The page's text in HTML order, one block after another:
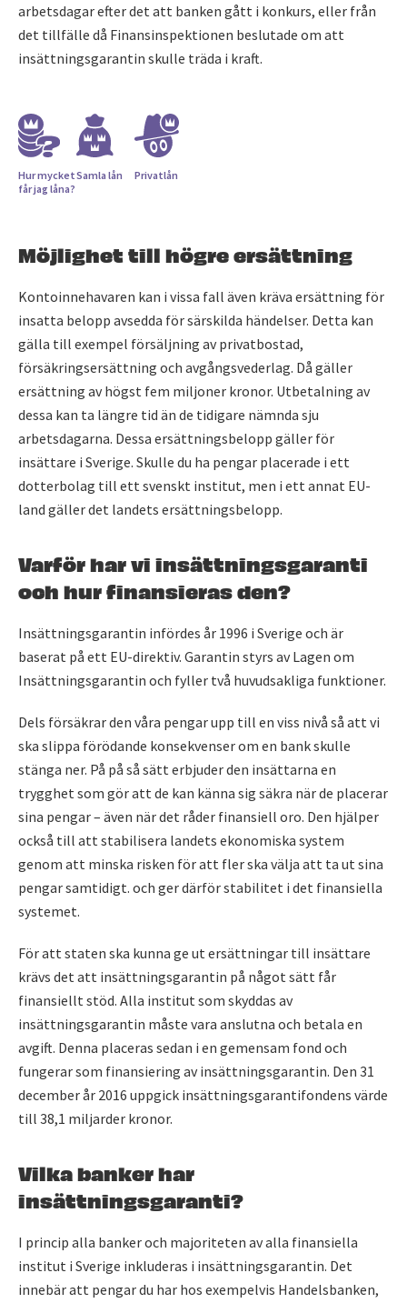
arbetsdagar efter det att banken gått i konkurs, eller från
det tillfälle då Finansinspektionen beslutade om att
insättningsgarantin skulle träda i kraft.
Hur mycket
får jag låna?
Samla lån Privatlån
Möjlighet till högre ersättning
Kontoinnehavaren kan i vissa fall även kräva ersättning för
insatta belopp avsedda för särskilda händelser. Detta kan
gälla till exempel försäljning av privatbostad,
försäkringsersättning och avgångsvederlag. Då gäller
ersättning av högst fem miljoner kronor. Utbetalning av
dessa kan ta längre tid än de tidigare nämnda sju
arbetsdagarna. Dessa ersättningsbelopp gäller för
insättare i Sverige. Skulle du ha pengar placerade i ett
dotterbolag till ett svenskt institut, men i ett annat EU-
land gäller det landets ersättningsbelopp.
Varför har vi insättningsgaranti
och hur finansieras den?
Insättningsgarantin infördes år 1996 i Sverige och är
baserat på ett EU-direktiv. Garantin styrs av Lagen om
Insättningsgarantin och fyller två huvudsakliga funktioner.
Dels försäkrar den våra pengar upp till en viss nivå så att vi
ska slippa förödande konsekvenser om en bank skulle
stänga ner. På på så sätt erbjuder den insättarna en
trygghet som gör att de kan känna sig säkra när de placerar
sina pengar – även när det råder finansiell oro. Den hjälper
också till att stabilisera landets ekonomiska system
genom att minska risken för att fler ska välja att ta ut sina
pengar samtidigt. och ger därför stabilitet i det finansiella
systemet.
För att staten ska kunna ge ut ersättningar till insättare
krävs det att insättningsgarantin på något sätt får
finansiellt stöd. Alla institut som skyddas av
insättningsgarantin måste vara anslutna och betala en
avgift. Denna placeras sedan i en gemensam fond och
fungerar som finansiering av insättningsgarantin. Den 31
december år 2016 uppgick insättningsgarantifondens värde
till 38,1 miljarder kronor.
Vilka banker har
insättningsgaranti?
I princip alla banker och majoriteten av alla finansiella
institut i Sverige inkluderas i insättningsgarantin. Det
innebär att pengar du har hos exempelvis Handelsbanken,